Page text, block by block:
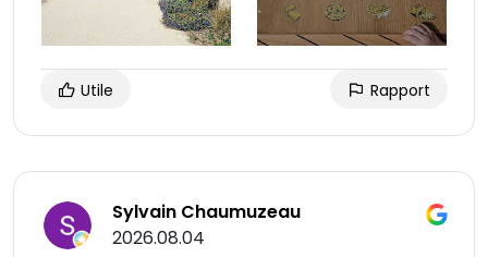
Utile Rapport
Sylvain Chaumuzeau
2026.08.04